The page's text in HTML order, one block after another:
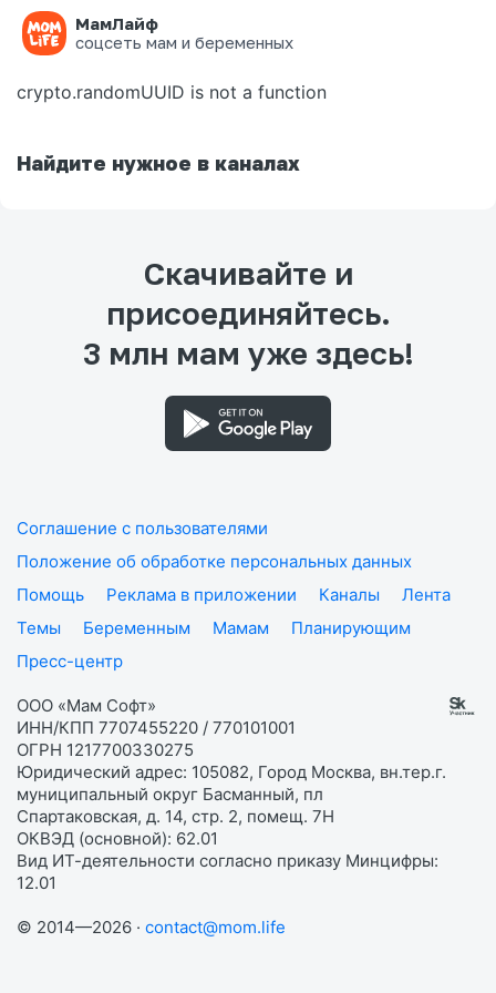
МамЛайф
соцсеть мам и беременных
Ошибка на странице
crypto.randomUUID is not a function
Найдите нужное в каналах
Скачивайте и
присоединяйтесь.
3 млн мам уже здесь!
Соглашение с пользователями
Положение об обработке персональных данных
Помощь
Реклама в приложении Каналы
Лента
Темы
Беременным Мамам
Планирующим
Пресс-центр
ООО «Мам Софт»
ИНН/КПП 7707455220 / 770101001
ОГРН 1217700330275
Юридический адрес: 105082, Город Москва, вн.тер.г.
муниципальный округ Басманный, пл
Спартаковская, д. 14, стр. 2, помещ. 7Н
ОКВЭД (основной): 62.01
Вид ИТ-деятельности согласно приказу Минцифры:
12.01
© 2014—2026 · contact@mom.life